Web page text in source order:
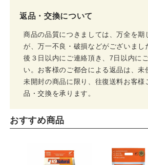
返品・交換について
商品の品質につきましては、万全を期
が、万一不良・破損などがございまし
後３日以内にご連絡頂き、7日以内に
い。お客様のご都合による返品は、未
未開封の商品に限り、往復送料お客様
品・交換を承ります。
おすすめ商品